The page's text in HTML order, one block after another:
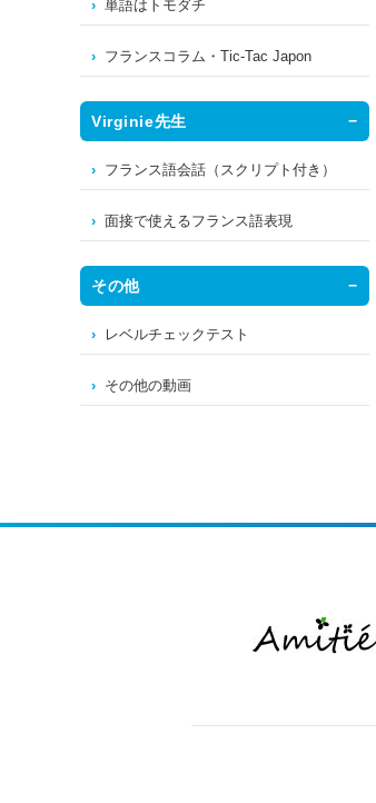
単語はトモダチ
フランスコラム・Tic-Tac Japon
Virginie先生
フランス語会話（スクリプト付き）
面接で使えるフランス語表現
その他
レベルチェックテスト
その他の動画